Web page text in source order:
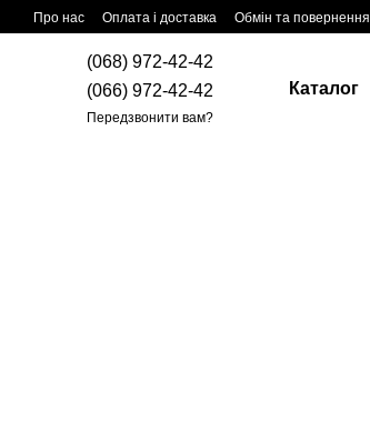
Перейти до основного контенту
Про нас Оплата і доставка Обмін та повернення
(068) 972-42-42
(066) 972-42-42
Передзвонити вам?
Каталог